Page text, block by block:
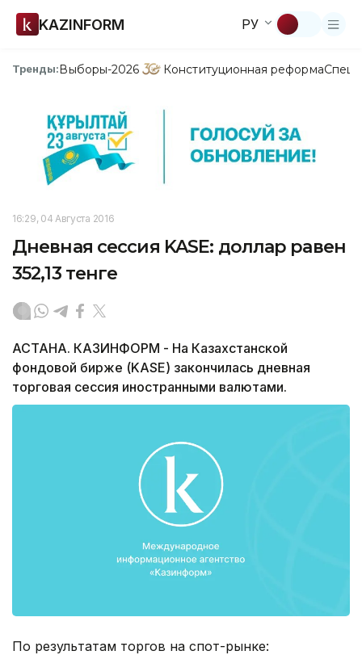
KAZINFORM РУ
Тренды:Выборы-2026 Конституционная реформа
16:29, 04 Августа 2016
Дневная сессия KASE: доллар равен
352,13 тенге
АСТАНА. КАЗИНФОРМ - На Казахстанской
фондовой бирже (KASE) закончилась дневная
торговая сессия иностранными валютами.
По результатам торгов на спот-рынке: